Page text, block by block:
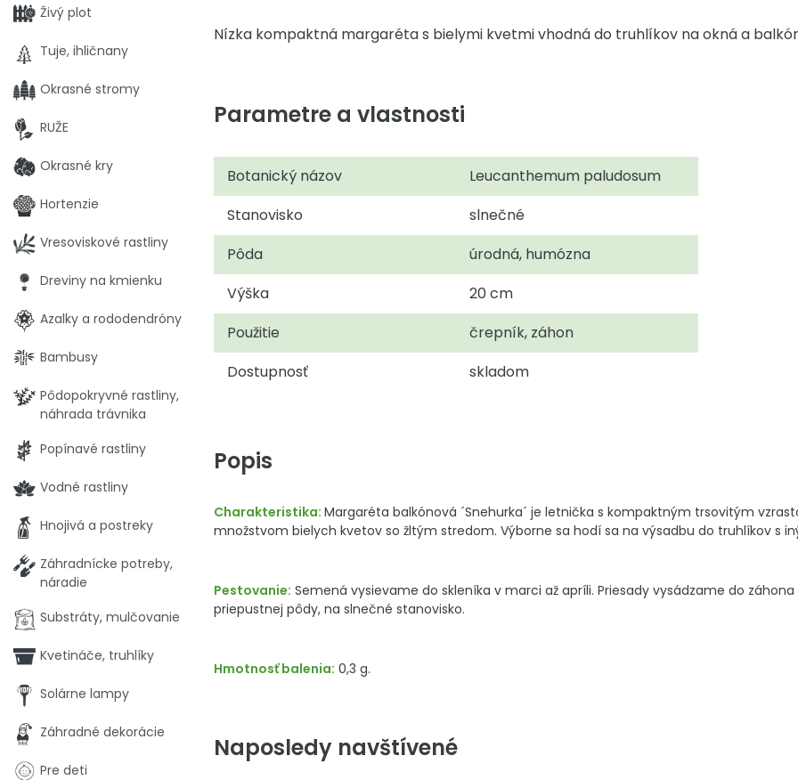
Nízka kompaktná margaréta s bielymi kvetmi vhodná do truhlíkov na okná a
Parametre a vlastnosti
Botanický názov
Leucanthemum paludosum
Stanovisko
slnečné
Pôda
úrodná, humózna
Výška
20 cm
Použitie
črepník, záhon
Dostupnosť
skladom
Popis
Charakteristika: Margaréta balkónová ´Snehurka´ je letnička s kompaktným trsovitým
množstvom bielych kvetov so žltým stredom. Výborne sa hodí sa na výsadbu do truhlíkov s
Pestovanie: Semená vysievame do skleníka v marci až apríli. Priesady vysádzame do
priepustnej pôdy, na slnečné stanovisko.
Hmotnosť balenia: 0,3 g.
Naposledy navštívené
Živý plot
Tuje, ihličnany
Okrasné stromy
RUŽE
Okrasné kry
Hortenzie
Vresoviskové rastliny
Dreviny na kmienku
Azalky a rododendróny
Bambusy
Pôdopokryvné rastliny,
náhrada trávnika
Popínavé rastliny
Vodné rastliny
Hnojivá a postreky
Záhradnícke potreby,
náradie
Substráty, mulčovanie
Kvetináče, truhlíky
Solárne lampy
Záhradné dekorácie
Pre deti